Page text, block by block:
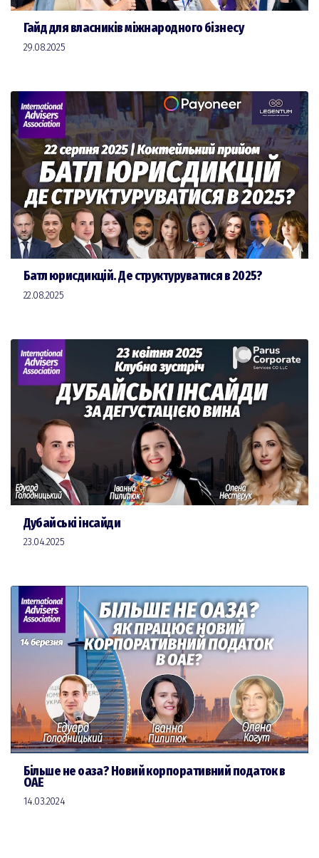
Гайд для власників міжнародного бізнесу
29.08.2025
Батл юрисдикцій. Де структуруватися в 2025?
22.08.2025
Дубайські інсайди
23.04.2025
Більше не оаза? Новий корпоративний податок в
ОАЕ
14.03.2024